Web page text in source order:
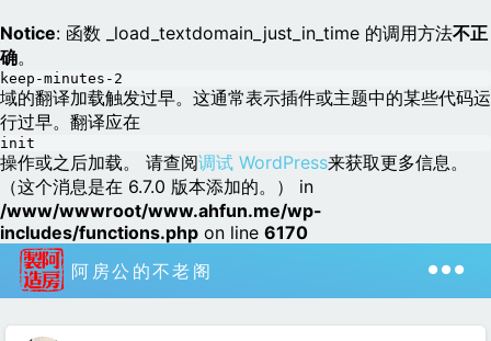
Notice: 函数 _load_textdomain_just_in_time 的调用方法不正
确。
keep-minutes-2
域的翻译加载触发过早。这通常表示插件或主题中的某些代码运
行过早。翻译应在
init
操作或之后加载。 请查阅调试 WordPress来获取更多信息。
（这个消息是在 6.7.0 版本添加的。） in
/www/wwwroot/www.ahfun.me/wp-
includes/functions.php on line 6170
阿房公的不老阁